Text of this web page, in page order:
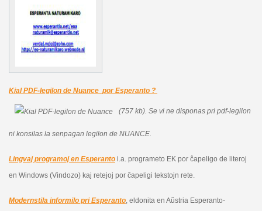
Kial PDF-legilon de Nuance por Esperanto ?
(757 kb). Se vi ne disponas pri pdf-legilon
ni konsilas la senpagan legilon de NUANCE.
Lingvaj programoj en Esperantoi.a. programeto EK por ĉapeligo de literoj
en Windows (Vindozo) kaj retejoj por ĉapeligi tekstojn rete.
Modernstila informilo pri Esperanto, eldonita en Aŭstria Esperanto-